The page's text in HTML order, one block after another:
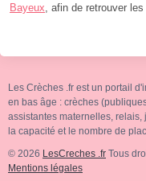
Bayeux , afin de retrouver
Les Crèches .fr est un portail
en bas âge : crèches
assistantes maternelles,
la capacité et le nombre de
© 2026 LesCreches .fr Tous
Mentions légales